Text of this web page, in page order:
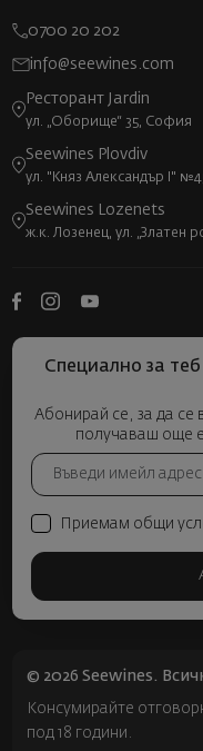
0700 20 202
info@seewines.com
Ресторант Jardin
ул. „Оборище“ 35, София
Seewines Plovdiv
ул. "Княз Александър I"
Seewines Lozenets
ж.к. Лозенец, ул. „Златен
Специално за теб
Абонирай се, за да се
получаваш още
Приемам общи
© 2026 Seewines.
Консумирайте
под 18 години.